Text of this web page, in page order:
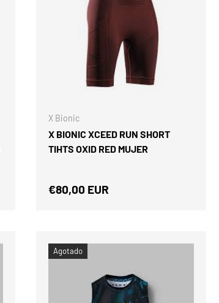
X Bionic
X BIONIC XCEED RUN SHORT
TIHTS OXID RED MUJER
Precio normal
€80,00 EUR
Agotado